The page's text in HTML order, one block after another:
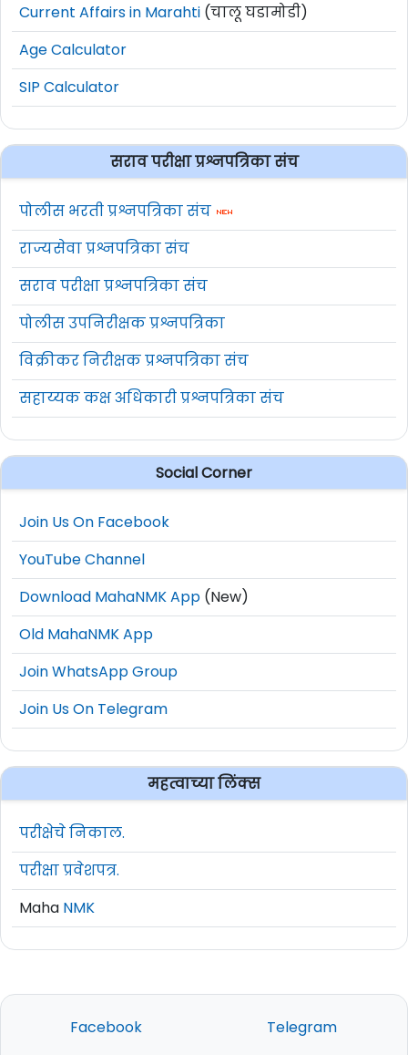
Current Affairs in Marahti (चालू घडामोडी)
Age Calculator
SIP Calculator
सराव परीक्षा प्रश्नपत्रिका संच
पोलीस भरती प्रश्नपत्रिका संच
राज्यसेवा प्रश्नपत्रिका संच
सराव परीक्षा प्रश्नपत्रिका संच
पोलीस उपनिरीक्षक प्रश्नपत्रिका
विक्रीकर निरीक्षक प्रश्नपत्रिका संच
सहाय्यक कक्ष अधिकारी प्रश्नपत्रिका संच
Social Corner
Join Us On Facebook
YouTube Channel
Download MahaNMK App (New)
Old MahaNMK App
Join WhatsApp Group
Join Us On Telegram
महत्वाच्या लिंक्स
परीक्षेचे निकाल.
परीक्षा प्रवेशपत्र.
Maha NMK
Facebook Telegram